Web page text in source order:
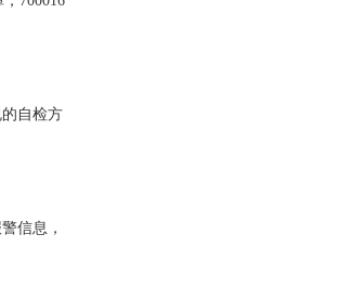
自检方
信息，